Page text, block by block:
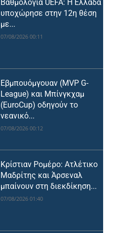
Βαθμολογία UEFA: Η Ελλάδα
υποχώρησε στην 12η θέση
με...
07/08/2026 00:11
Εβμπουόμγουαν (MVP G-
League) και Μπίνγκχαμ
(EuroCup) οδηγούν το
νεανικό...
07/08/2026 00:12
Κρίστιαν Ρομέρο: Ατλέτικο
Μαδρίτης και Άρσεναλ
μπαίνουν στη διεκδίκηση...
07/08/2026 01:40